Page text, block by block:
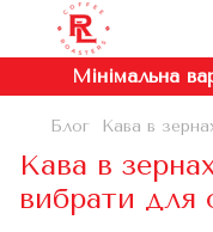
Мінімальна
Блог Кава в
Кава в
вибрати для